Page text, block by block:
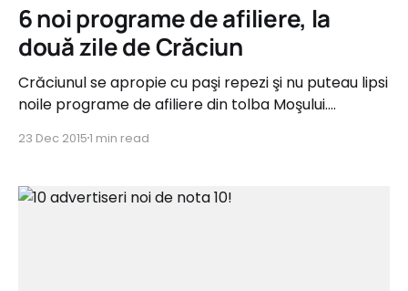
6 noi programe de afiliere, la
două zile de Crăciun
Crăciunul se apropie cu paşi repezi şi nu puteau lipsi
noile programe de afiliere din tolba Moşului.
din categoriile: Cadouri, Fashion, eLearning, Servicii
comisioane fixe de 12 RON, respectiv 2 RON, cât şi
23 Dec 20151 min read